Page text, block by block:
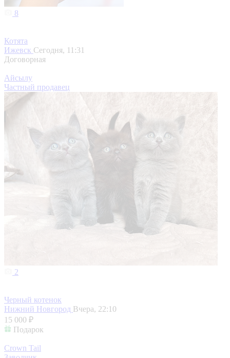
8
Котята
Ижевск Сегодня, 11:31
Договорная
Айсылу
Частный продавец
2
Черный котенок
Нижний Новгород Вчера, 22:10
15 000 ₽
Подарок
Crown Tail